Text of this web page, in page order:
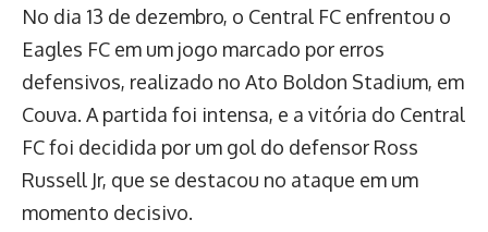
No dia 13 de dezembro, o Central FC enfrentou o
Eagles FC em um jogo marcado por erros
defensivos, realizado no Ato Boldon Stadium, em
Couva. A partida foi intensa, e a vitória do Central
FC foi decidida por um gol do defensor Ross
Russell Jr, que se destacou no ataque em um
momento decisivo.